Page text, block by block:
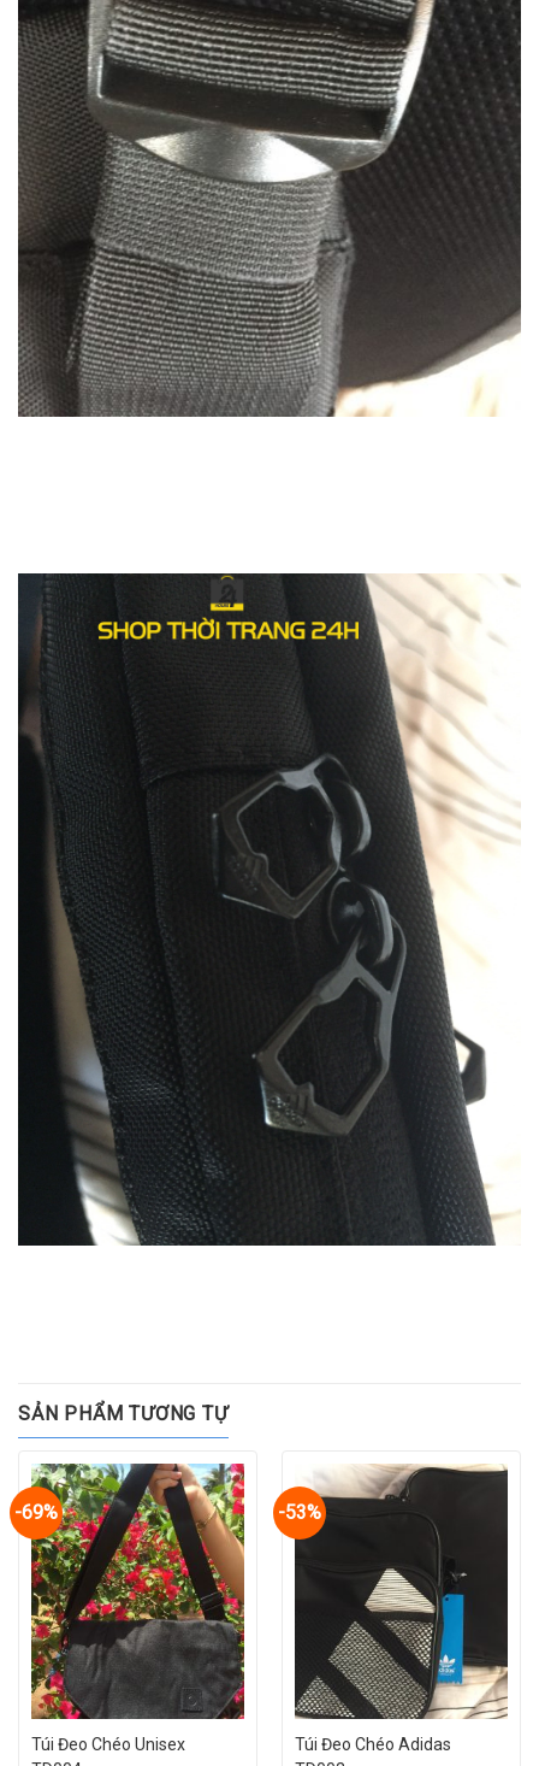
SẢN PHẨM TƯƠNG TỰ
-69%
Túi Đeo Chéo Unisex
-53%
Túi Đeo Chéo Adidas